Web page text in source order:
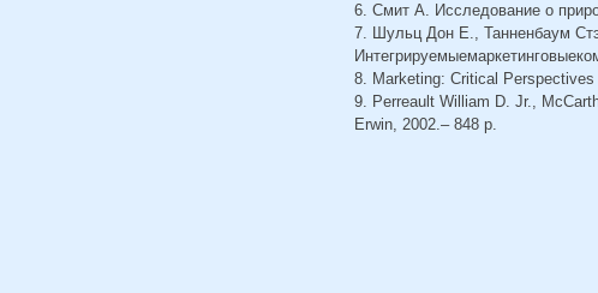
6. Смит А. Исследование о
7. Шульц Дон Е., Танненбаум
8. Marketing: Critical
9. Perreault William D. Jr.,
Erwin, 2002.– 848 p.